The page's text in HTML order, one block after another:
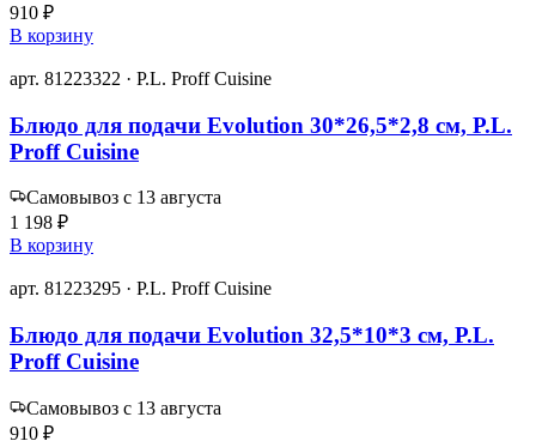
910 ₽
В корзину
арт. 81223322 · P.L. Proff Cuisine
Блюдо для подачи Evolution 30*26,5*2,8 см, P.L.
Proff Cuisine
Самовывоз с 13 августа
1 198 ₽
В корзину
арт. 81223295 · P.L. Proff Cuisine
Блюдо для подачи Evolution 32,5*10*3 см, P.L.
Proff Cuisine
Самовывоз с 13 августа
910 ₽